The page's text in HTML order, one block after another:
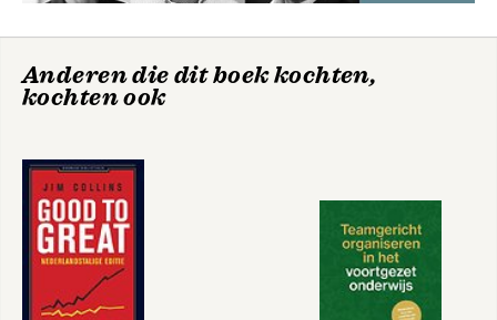
Anderen die dit boek kochten,
kochten ook